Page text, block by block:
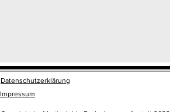
Datenschutzerklärung
Impressum